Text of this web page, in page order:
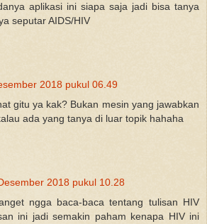
aplikasi ini siapa saja jadi bisa tanya
seputar AIDS/HIV
2018 pukul 06.49
gitu ya kak? Bukan mesin yang jawabkan
ada yang tanya di luar topik hahaha
2018 pukul 10.28
ngga baca-baca tentang tulisan HIV
ini jadi semakin paham kenapa HIV ini